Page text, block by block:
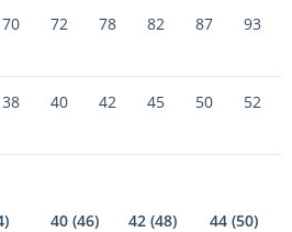
70 72 78 82 87 93
38 40 42 45 50 52
40 (46) 42 (48) 44 (50)